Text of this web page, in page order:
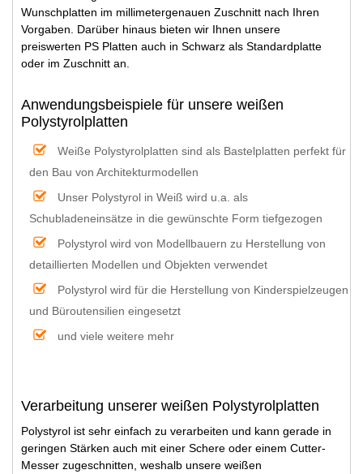
Wunschplatten im millimetergenauen Zuschnitt nach Ihren
Vorgaben. Darüber hinaus bieten wir Ihnen unsere
preiswerten PS Platten auch in Schwarz als Standardplatte
oder im Zuschnitt an.
Anwendungsbeispiele für unsere weißen
Polystyrolplatten
Weiße Polystyrolplatten sind als Bastelplatten perfekt für
den Bau von Architekturmodellen
Unser Polystyrol in Weiß wird u.a. als
Schubladeneinsätze in die gewünschte Form tiefgezogen
Polystyrol wird von Modellbauern zu Herstellung von
detaillierten Modellen und Objekten verwendet
Polystyrol wird für die Herstellung von Kinderspielzeugen
und Büroutensilien eingesetzt
und viele weitere mehr
Verarbeitung unserer weißen Polystyrolplatten
Polystyrol ist sehr einfach zu verarbeiten und kann gerade in
geringen Stärken auch mit einer Schere oder einem Cutter-
Messer zugeschnitten, weshalb unsere weißen